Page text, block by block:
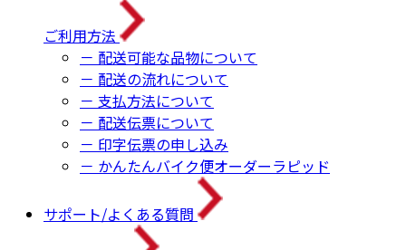
ご利用方法
－ 配送可能な品物について
－ 配送の流れについて
－ 支払方法について
－ 配送伝票について
－ 印字伝票の申し込み
－ かんたんバイク便オーダーラピッド
サポート/よくある質問